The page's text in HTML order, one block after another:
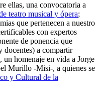
ellas, una convocatoria a
teatro musical y ópera;
que pertenecen a nuestro
con expertos
de ponencia que
docentes) a compartir
homenaje en vida a Jorge
Murillo -Misi-, a quienes se
y Cultural de la